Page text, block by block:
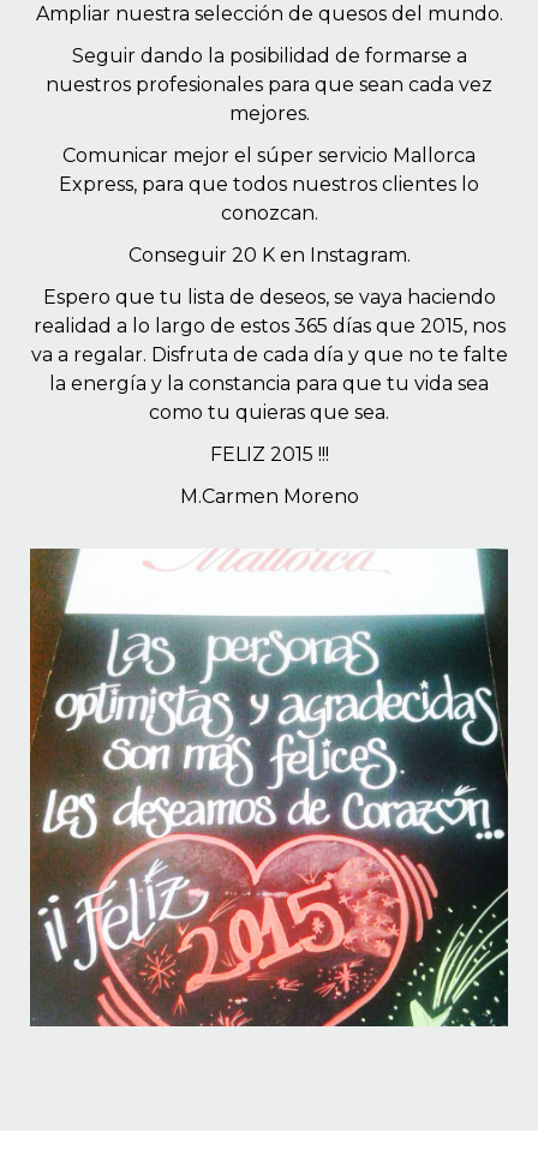
Ampliar nuestra selección de quesos del mundo.
Seguir dando la posibilidad de formarse a
nuestros profesionales para que sean cada vez
mejores.
Comunicar mejor el súper servicio Mallorca
Express, para que todos nuestros clientes lo
conozcan.
Conseguir 20 K en Instagram.
Espero que tu lista de deseos, se vaya haciendo
realidad a lo largo de estos 365 días que 2015, nos
va a regalar. Disfruta de cada día y que no te falte
la energía y la constancia para que tu vida sea
como tu quieras que sea.
FELIZ 2015 !!!
M.Carmen Moreno